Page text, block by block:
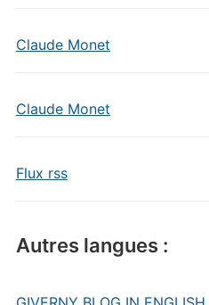
Claude Monet
Claude Monet
Flux rss
Autres langues :